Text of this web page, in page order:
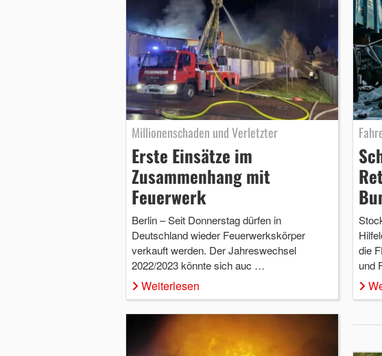
Millionenschaden und Verletzter
Erste Einsätze im
Zusammenhang mit
Feuerwerk
Berlin – Seit Donnerstag dürfen in
Deutschland wieder Feuerwerkskörper
verkauft werden. Der Jahreswechsel
2022/2023 könnte sich auc …
Weiterlesen
die
und